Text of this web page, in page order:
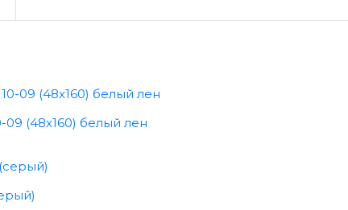
(48x160) белый лен